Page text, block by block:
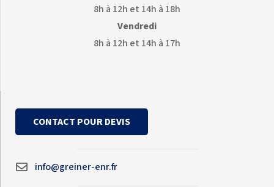
8h à 12h et 14h à 18h
Vendredi
8h à 12h et 14h à 17h
CONTACT POUR DEVIS
info@greiner-enr.fr